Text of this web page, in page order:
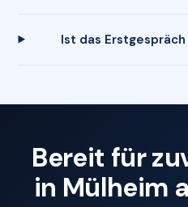
Ist das
Bereit für
in Mülheim